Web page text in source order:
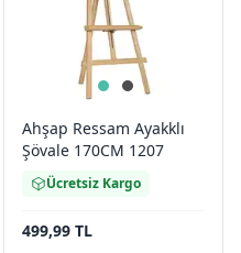
Ahşap Ressam Ayakklı
Şövale 170CM 1207
Ücretsiz Kargo
499,99 TL